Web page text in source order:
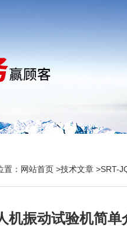
置： 网站首页 >技术文章 >SRT-
机振动试验机简